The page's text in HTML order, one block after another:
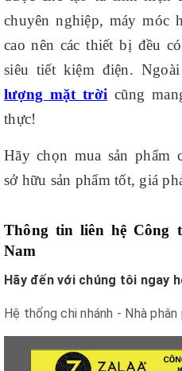
chuyên nghiệp, máy móc
cao nên các thiết bị đều
siêu tiết kiệm điện.
lượng mặt trời cũng
thực!
Hãy chọn mua sản phẩm
sở hữu sản phẩm tốt, giá
Thông tin liên hệ Công
Nam
Hãy đến với chúng tôi ngay
Hệ thống chi nhánh - Nhà